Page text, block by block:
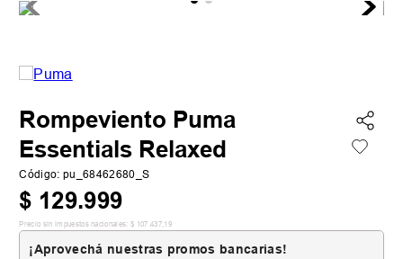
Rompeviento Puma
Essentials Relaxed
Código: pu_68462680_S
$ 129.999
Precio sin impuestos nacionales: $ 107 .437,19
¡Aprovechá nuestras promos bancarias!